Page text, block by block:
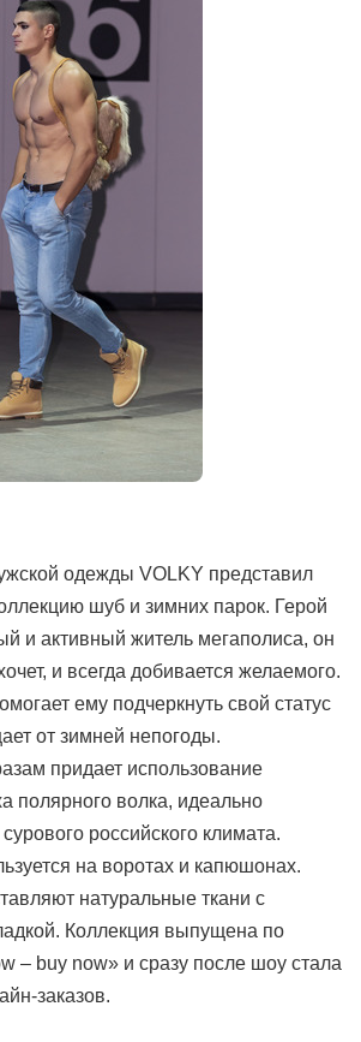
одежды VOLKY представил
шуб и зимних парок. Герой
и активный житель мегаполиса, он
и всегда добивается желаемого.
ему подчеркнуть свой статус
от зимней непогоды.
придает использование
полярного волка, идеально
российского климата.
на воротах и капюшонах.
натуральные ткани с
Коллекция выпущена по
– buy now» и сразу после шоу стала
заказов.